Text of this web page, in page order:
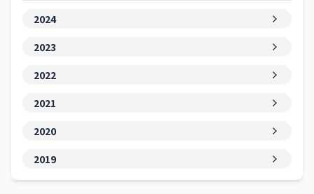
2024
2023
2022
2021
2020
2019